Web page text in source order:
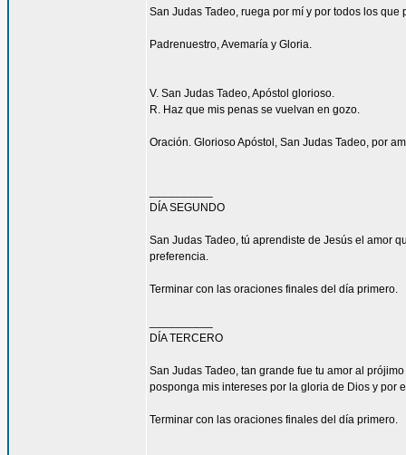
San Judas Tadeo, ruega por mí y por todos los que
Padrenuestro, Avemaría y Gloria.
V. San Judas Tadeo, Apóstol glorioso.
R. Haz que mis penas se vuelvan en gozo.
Oración. Glorioso Apóstol, San Judas Tadeo, por
DÍA SEGUNDO
San Judas Tadeo, tú aprendiste de Jesús el amor
preferencia.
Terminar con las oraciones finales del día primero.
DÍA TERCERO
San Judas Tadeo, tan grande fue tu amor al
posponga mis intereses por la gloria de Dios y por
Terminar con las oraciones finales del día primero.